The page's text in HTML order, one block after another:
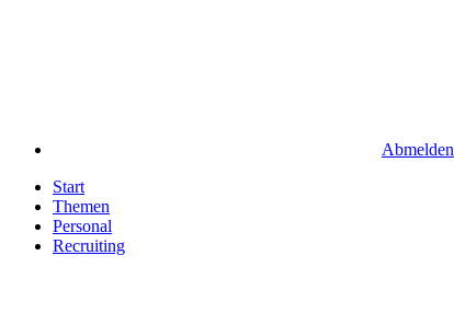
Abmelden
Start
Themen
Personal
Recruiting